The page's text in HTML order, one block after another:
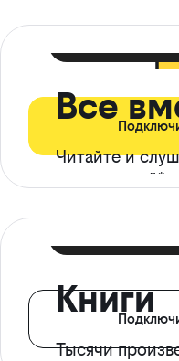
Все
Читайте и
ограничений*
Книги
Тысячи